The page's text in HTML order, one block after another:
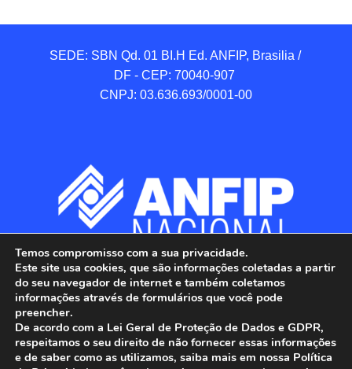
SEDE: SBN Qd. 01 BI.H Ed. ANFIP, Brasilia /
DF - CEP: 70040-907
CNPJ: 03.636.693/0001-00
Temos compromisso com a sua privacidade.
Este site usa cookies, que são informações coletadas a partir
do seu navegador de internet e também coletamos
informações através de formulários que você pode
preencher.
De acordo com a Lei Geral de Proteção de Dados e GDPR,
respeitamos o seu direito de não fornecer essas informações
e de saber como as utilizamos, saiba mais em nossa Política